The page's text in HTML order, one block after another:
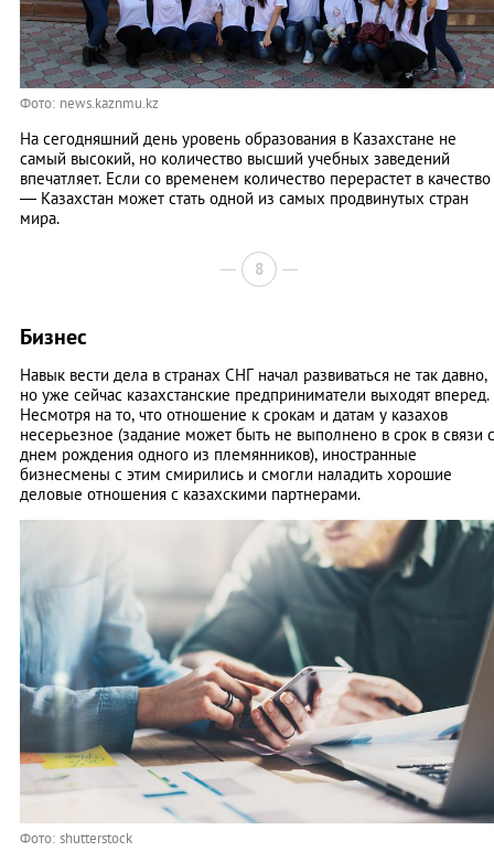
Фото: news.kaznmu.kz
На сегодняшний день уровень образования в Казахстане не
самый высокий, но количество высший учебных заведений
впечатляет. Если со временем количество перерастет в качество
— Казахстан может стать одной из самых продвинутых стран
мира.
8
Бизнес
Навык вести дела в странах СНГ начал развиваться не так давно,
но уже сейчас казахстанские предприниматели выходят вперед.
Несмотря на то, что отношение к срокам и датам у казахов
несерьезное (задание может быть не выполнено в срок в связи с
днем рождения одного из племянников), иностранные
бизнесмены с этим смирились и смогли наладить хорошие
деловые отношения с казахскими партнерами.
Фото: shutterstock